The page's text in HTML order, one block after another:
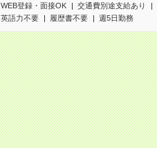
WEB登録・面接OK
交通費別途支給あり
英語力不要
履歴書不要 週5日勤務